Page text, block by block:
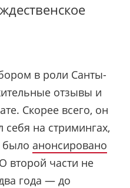
в роли Санты-
отзывы и
Скорее всего, он
себя на стримингах,
было анонсировано
второй части не
года — до